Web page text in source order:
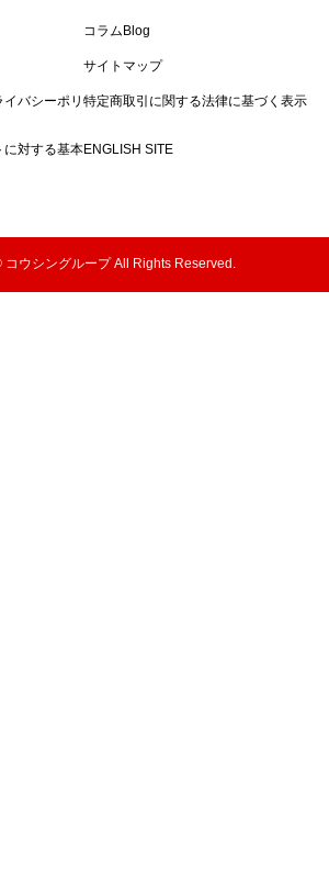
コラムBlog
サイトマップ
バシーポリ 特定商取引に関する法律に基づく表示
に対する基本ENGLISH SITE
ウシングループ All Rights Reserved.